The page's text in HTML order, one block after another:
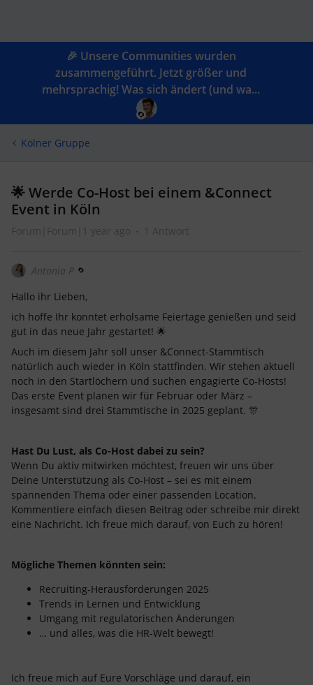
🎉 Unsere Communities wurden
zusammengeführt. Jetzt größer und
mehrsprachig! Was sich ändert (und wa...
Kölner Gruppe
🌟 Werde Co-Host bei einem &Connect
Event in Köln
Forum|Forum|1 year ago 1 Antwort
Antonia P
Hallo ihr Lieben,
ich hoffe Ihr konntet erholsame Feiertage genießen und seid
gut in das neue Jahr gestartet! 🌟
Auch im diesem Jahr soll unser &Connect-Stammtisch
natürlich auch wieder in Köln stattfinden. Wir stehen aktuell
noch in den Startlöchern und suchen engagierte Co-Hosts!
Das erste Event planen wir für Februar oder März –
insgesamt sind drei Stammtische in 2025 geplant. 🎊
Hast Du Lust, als Co-Host dabei zu sein?
Wenn Du aktiv mitwirken möchtest, freuen wir uns über
Deine Unterstützung als Co-Host – sei es mit einem
spannenden Thema oder einer passenden Location.
Kommentiere einfach diesen Beitrag oder schreibe mir direkt
eine Nachricht. Ich freue mich darauf, von Euch zu hören!
Mögliche Themen könnten sein:
Recruiting-Herausforderungen 2025
Trends in Lernen und Entwicklung
Umgang mit regulatorischen Änderungen
… und alles, was die HR-Welt bewegt!
Ich freue mich auf Eure Vorschläge und darauf, ein